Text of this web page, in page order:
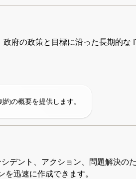
府の政策と目標に沿った長期的な
の概要を提供します。
デント、アクション、問題解決の
迅速に作成できます。